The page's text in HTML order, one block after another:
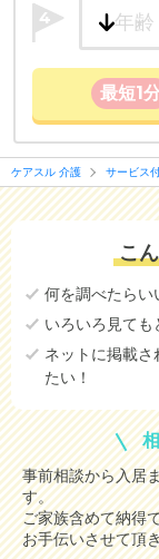
4
最短1
ケアスル 介護 サービス
こ
何を調べたらい
いろいろ見ても
ネットに掲載さ
たい！
事前相談から入居
す。
ご家族含めて納得
お手伝いさせて頂